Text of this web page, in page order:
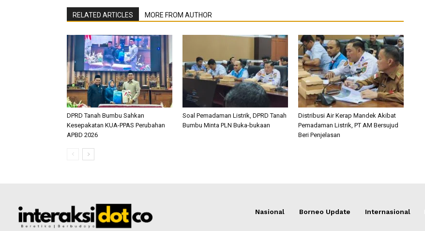
RELATED ARTICLES MORE FROM AUTHOR
DPRD Tanah Bumbu Sahkan
Kesepakatan KUA-PPAS Perubahan
APBD 2026
Soal Pemadaman Listrik, DPRD Tanah
Bumbu Minta PLN Buka-bukaan
Distribusi Air Kerap Mandek Akibat
Pemadaman Listrik, PT AM Bersujud
Beri Penjelasan
Nasional Borneo Update Internasional